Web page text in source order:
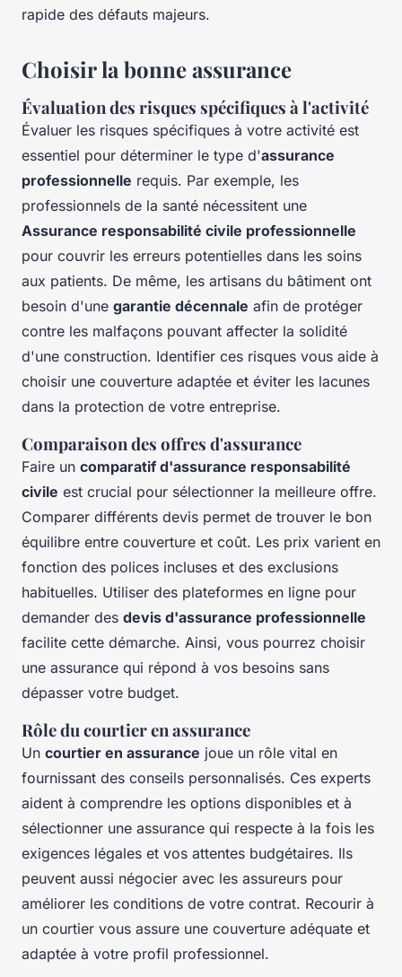
rapide des défauts majeurs.
Choisir la bonne assurance
Évaluation des risques spécifiques à l'activité
Évaluer les risques spécifiques à votre activité est
essentiel pour déterminer le type d'assurance
professionnelle requis. Par exemple, les
professionnels de la santé nécessitent une
Assurance responsabilité civile professionnelle
pour couvrir les erreurs potentielles dans les soins
aux patients. De même, les artisans du bâtiment ont
besoin d'une garantie décennale afin de protéger
contre les malfaçons pouvant affecter la solidité
d'une construction. Identifier ces risques vous aide à
choisir une couverture adaptée et éviter les lacunes
dans la protection de votre entreprise.
Comparaison des offres d'assurance
Faire un comparatif d'assurance responsabilité
civile est crucial pour sélectionner la meilleure offre.
Comparer différents devis permet de trouver le bon
équilibre entre couverture et coût. Les prix varient en
fonction des polices incluses et des exclusions
habituelles. Utiliser des plateformes en ligne pour
demander des devis d'assurance professionnelle
facilite cette démarche. Ainsi, vous pourrez choisir
une assurance qui répond à vos besoins sans
dépasser votre budget.
Rôle du courtier en assurance
Un courtier en assurance joue un rôle vital en
fournissant des conseils personnalisés. Ces experts
aident à comprendre les options disponibles et à
sélectionner une assurance qui respecte à la fois les
exigences légales et vos attentes budgétaires. Ils
peuvent aussi négocier avec les assureurs pour
améliorer les conditions de votre contrat. Recourir à
un courtier vous assure une couverture adéquate et
adaptée à votre profil professionnel.